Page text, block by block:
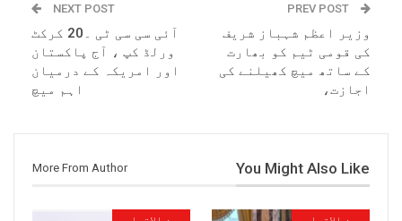
وزیر اعظم شہباز شریف
کی قومی ٹیم کو بھارت
کے ساتھ میچ کھیلنے کی
اجازت،
NEXT POST
آئی سی سی ٹی ۔20 کرکٹ
ورلڈ کپ ، آج پاکستان
اور امریکہ کے درمیان
اہم میچ
You Might Also Like
More From Author